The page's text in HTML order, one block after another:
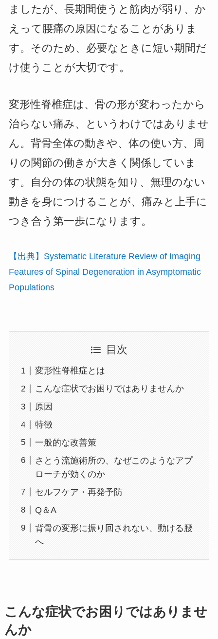
ましたが、長期間使うと筋肉が弱り、か
えって腰痛の原因になることがありま
す。そのため、必要なときに短い期間だ
け使うことが大切です。
変形性脊椎症は、骨の形が変わったから
治らない痛み、というわけではありませ
ん。背骨全体の動きや、体の使い方、周
りの関節の働きが大きく関係していま
す。自分の体の状態を知り、無理のない
動きを身につけることが、痛みと上手に
つき合う第一歩になります。
【出典】Systematic Literature Review of Imaging
Features of Spinal Degeneration in Asymptomatic
Populations
目次
変形性脊椎症とは
こんな症状でお困りではありませんか
原因
特徴
一般的な改善策
さとう流施術所の、なぜこのようなアプ
ローチが効くのか
セルフケア・再発予防
Q＆A
背骨の変形に振り回されない、動ける腰
へ
こんな症状でお困りではありませ
んか